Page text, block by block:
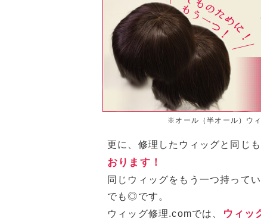
※オール（半オール）ウ
更に、修理したウィッグと同じ
おります！
同じウィッグをもう一つ持って
でも◎です。
ウィッグ修理.comでは、
ウィッ